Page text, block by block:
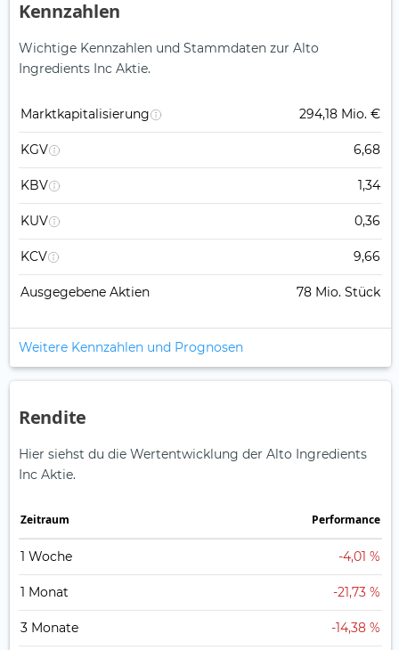
Kennzahlen
Wichtige Kennzahlen und Stammdaten zur Alto
Ingredients Inc Aktie.
Marktkapitalisierung 294,18 Mio. €
KGV 6,68
KBV 1,34
KUV 0,36
KCV 9,66
Ausgegebene Aktien 78 Mio. Stück
Weitere Kennzahlen und Prognosen
Rendite
Hier siehst du die Wertentwicklung der Alto Ingredients
Inc Aktie.
Zeitraum Perfor­mance
1 Woche -4,01 %
1 Monat -21,73 %
3 Monate -14,38 %